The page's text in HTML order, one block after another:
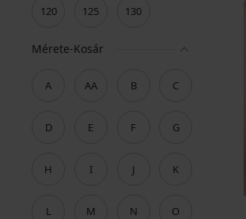
120 125 130
Mérete-Kosár
A AA B C
D E F G
H I J K
L M N O